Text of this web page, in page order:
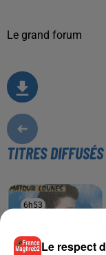
Le grand forum
TITRES DIFFUSÉS
6h53
6h53
Le respect